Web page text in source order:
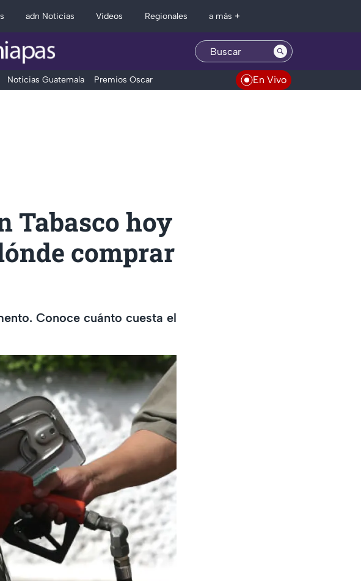
adn Noticias Videos Regionales a más +
Noticias Guatemala Premios Oscar En Vivo
Tabasco hoy
comprar
Conoce cuánto cuesta el